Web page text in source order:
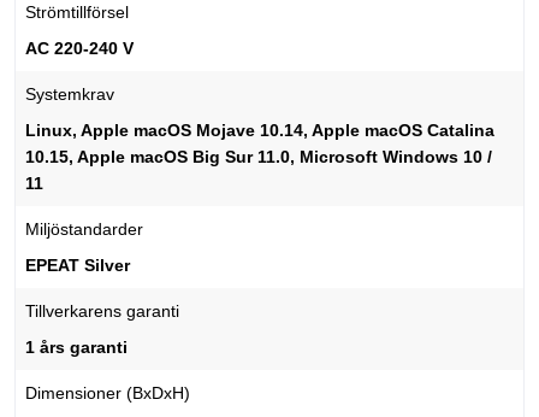
Strömtillförsel
AC 220-240 V
Systemkrav
Linux, Apple macOS Mojave 10.14, Apple macOS Catalina
10.15, Apple macOS Big Sur 11.0, Microsoft Windows 10 /
11
Miljöstandarder
EPEAT Silver
Tillverkarens garanti
1 års garanti
Dimensioner (BxDxH)